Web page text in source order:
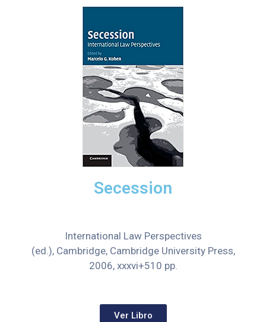
Secession
International Law Perspectives
(ed.), Cambridge, Cambridge University Press,
2006, xxxvi+510 pp.
Ver Libro